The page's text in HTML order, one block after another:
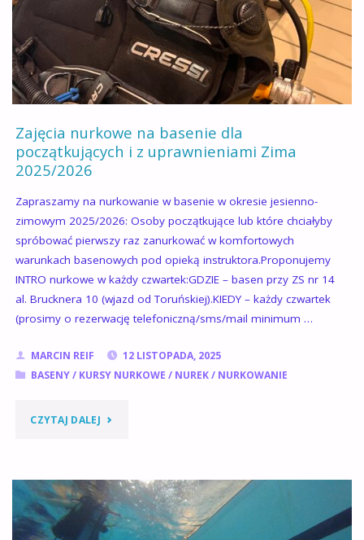
ZAJĘĆ
DLA
DZIECI
NA
2026
Zajęcia nurkowe na basenie dla
początkujących i z uprawnieniami Zima
2025/2026
Zapraszamy na nurkowanie w basenie w okresie jesienno-
zimowym 2025/2026: Osoby początkujące lub które chciałyby
spróbować pierwszy raz zanurkować w komfortowych
warunkach basenowych pod opieką instruktora.Proponujemy
INTRO nurkowe w każdy czwartek:GDZIE – basen przy ZS nr 14
al. Brucknera 10 (wjazd od Toruńskiej).KIEDY – każdy czwartek
(prosimy o rezerwację telefoniczną/sms/mail minimum …
MARCIN REIF
12 LISTOPADA, 2025
BASENY/ KURSY NURKOWE / NUREK/ NURKOWANIE
CZYTAJ DALEJ"ZAJĘCIA
NA
BASENIE